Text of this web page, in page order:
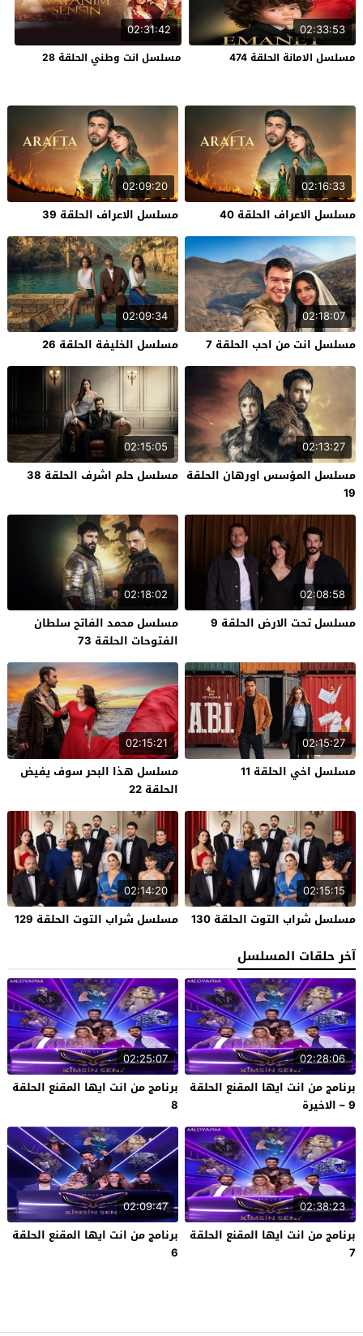
02:33:53
مسلسل الامانة الحلقة 474
02:31:42
مسلسل انت وطني الحلقة 28
02:16:33
مسلسل الاعراف الحلقة 40
02:09:20
مسلسل الاعراف الحلقة 39
02:18:07
مسلسل انت من احب الحلقة 7
02:09:34
مسلسل الخليفة الحلقة 26
02:13:27
مسلسل المؤسس اورهان الحلقة
19
02:15:05
مسلسل حلم اشرف الحلقة 38
02:08:58
مسلسل تحت الارض الحلقة 9
02:18:02
مسلسل محمد الفاتح سلطان
الفتوحات الحلقة 73
02:15:27
مسلسل اخي الحلقة 11
02:15:21
مسلسل هذا البحر سوف يفيض
الحلقة 22
02:15:15
مسلسل شراب التوت الحلقة 130
02:14:20
مسلسل شراب التوت الحلقة 129
آخر حلقات المسلسل
02:28:06
برنامج من انت ايها المقنع الحلقة
9 – الاخيرة
02:25:07
برنامج من انت ايها المقنع الحلقة
8
02:38:23
برنامج من انت ايها المقنع الحلقة
7
02:09:47
برنامج من انت ايها المقنع الحلقة
6